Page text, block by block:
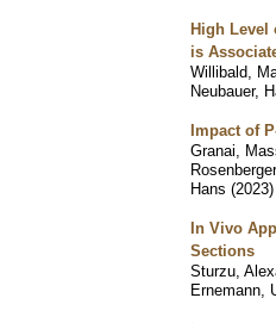
High Level
is
Willibald,
Neubauer,
Impact of
Granai,
Hans (2023)
In Vivo
Sections
Sturzu,
Ernemann,